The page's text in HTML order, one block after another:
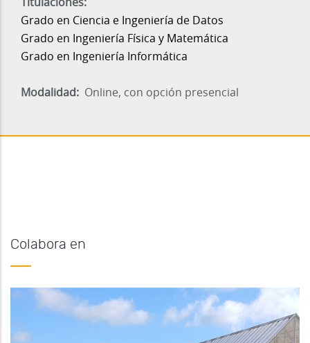
Titulaciones:
Grado en Ciencia e Ingeniería de Datos
Grado en Ingeniería Física y Matemática
Grado en Ingeniería Informática
Modalidad Online, con opción presencial
Colabora en